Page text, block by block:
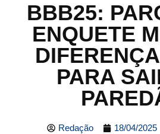
BBB25:
ENQUETE
PARA
Redação 18/04/2025